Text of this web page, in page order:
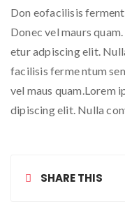
Don eofacilisis
Donec vel maurs
etur adpiscing elit.
facilisis ferme ntum
vel maus quam.Lorem
dipiscing elit. Nulla
SHARE THIS